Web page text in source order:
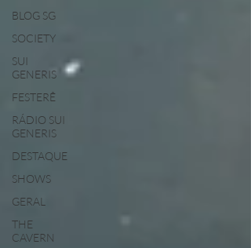
BLOG SG
SOCIETY
SUI
GENERIS
FESTERÊ
RÁDIO SUI
GENERIS
DESTAQUE
SHOWS
GERAL
THE
CAVERN